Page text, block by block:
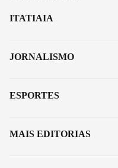
ITATIAIA
JORNALISMO
ESPORTES
MAIS EDITORIAS